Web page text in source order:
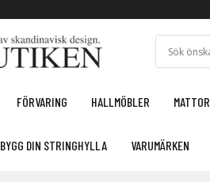
FÖRVARING HALLMÖBLER MATTOR
BYGG DIN STRINGHYLLA VARUMÄRKEN